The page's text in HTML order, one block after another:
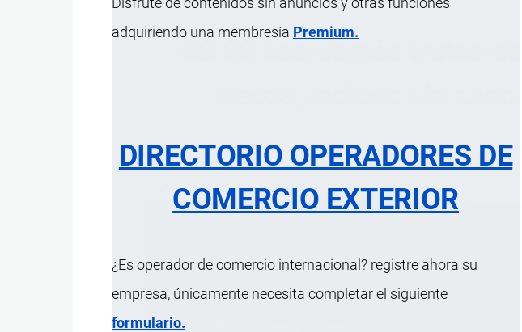
adquiriendo una membresía Premium.
DIRECTORIO OPERADORES DE
COMERCIO EXTERIOR
¿Es operador de comercio internacional? registre ahora su
empresa, únicamente necesita completar el siguiente
formulario.
08.02 Los demás frutos
secos, incluso sin
ÍNDICE DE CONTENIDOS